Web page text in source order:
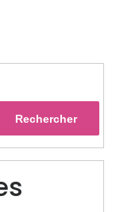
Rechercher